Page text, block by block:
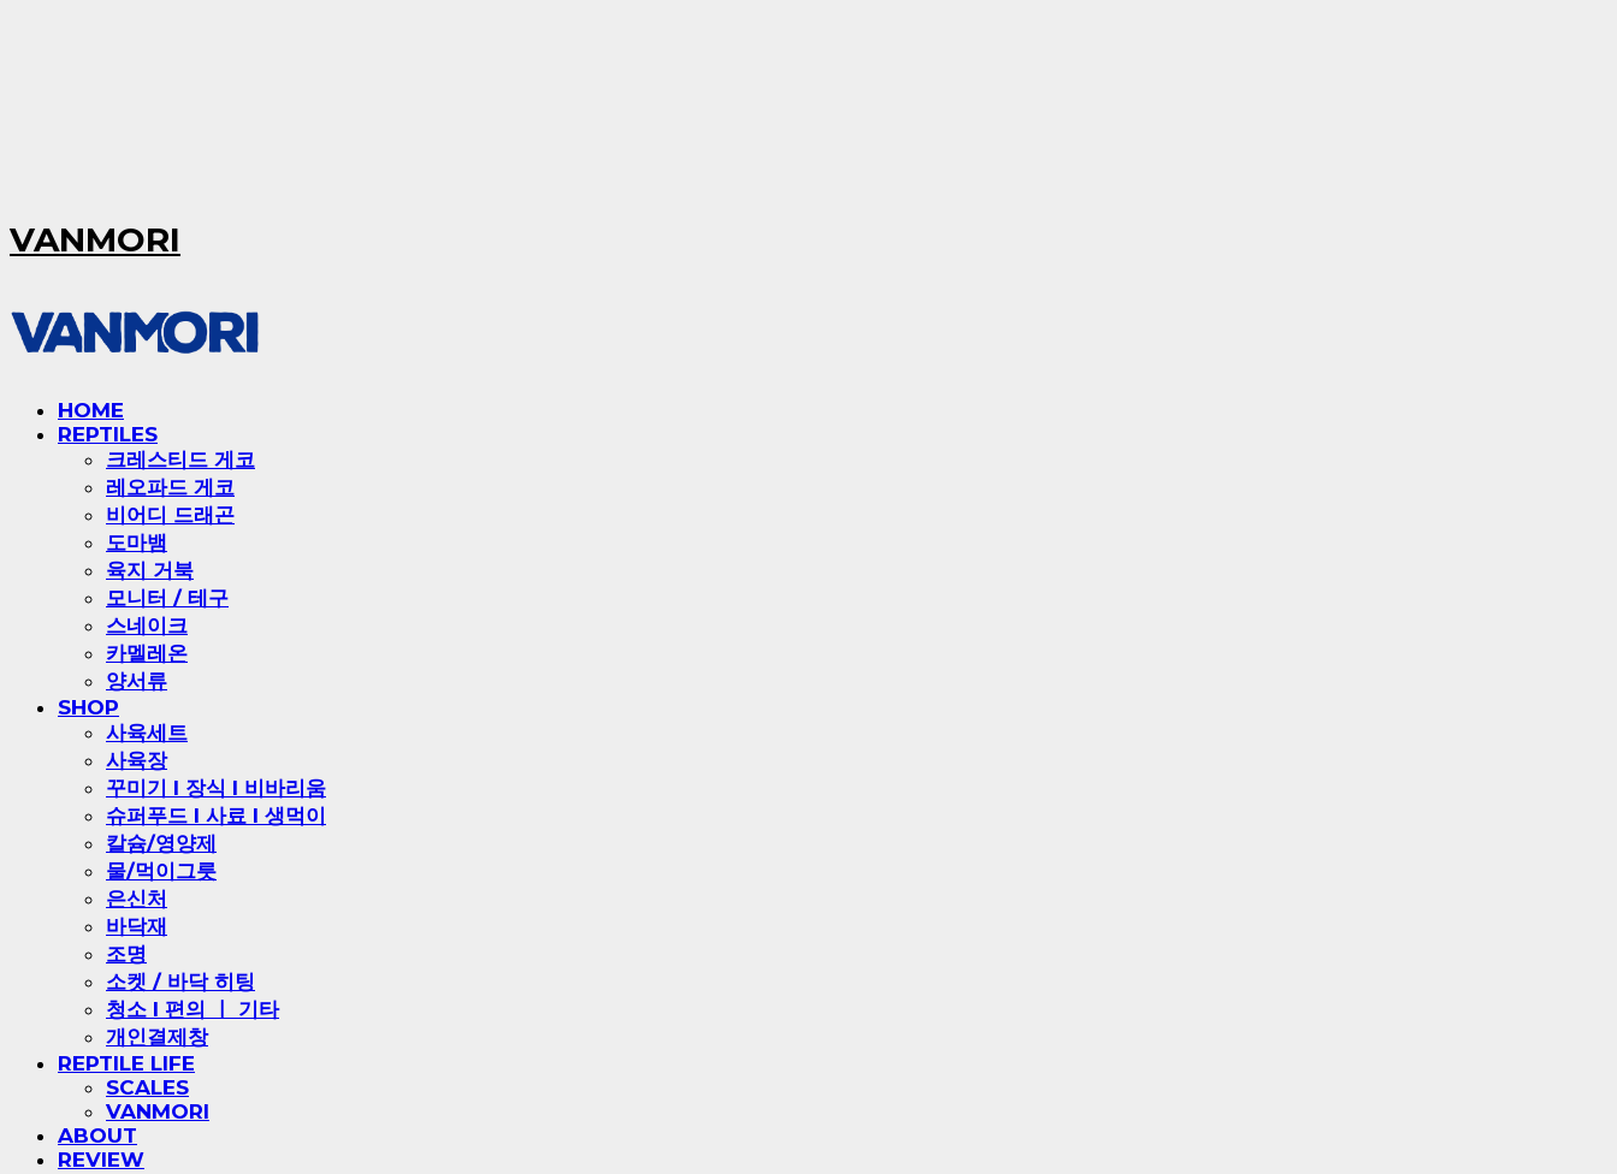
VANMORI
HOME
REPTILES
크레스티드 게코
레오파드 게코
비어디 드래곤
도마뱀
육지 거북
모니터 / 테구
스네이크
카멜레온
양서류
SHOP
사육세트
사육장
꾸미기 l 장식 l 비바리움
슈퍼푸드 l 사료 l 생먹이
칼슘/영양제
물/먹이그릇
은신처
바닥재
조명
소켓 / 바닥 히팅
청소 l 편의 ㅣ 기타
개인결제창
REPTILE LIFE
SCALES
VANMORI
ABOUT
REVIEW